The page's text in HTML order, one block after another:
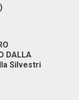
DALLA
Silvestri